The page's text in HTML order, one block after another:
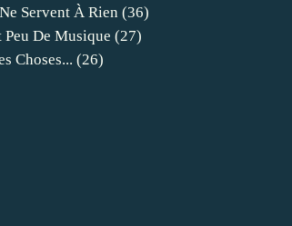
Servent À Rien (36)
De Musique (27)
Choses... (26)